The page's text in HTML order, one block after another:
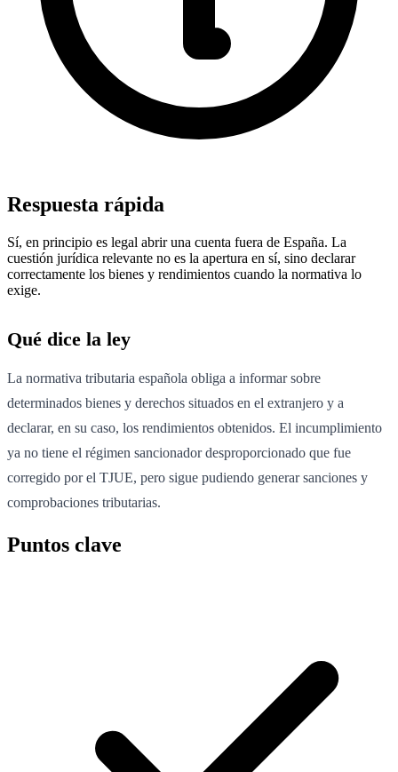
Respuesta rápida
Sí, en principio es legal abrir una cuenta fuera de España. La
cuestión jurídica relevante no es la apertura en sí, sino declarar
correctamente los bienes y rendimientos cuando la normativa lo
exige.
Qué dice la ley
La normativa tributaria española obliga a informar sobre
determinados bienes y derechos situados en el extranjero y a
declarar, en su caso, los rendimientos obtenidos. El incumplimiento
ya no tiene el régimen sancionador desproporcionado que fue
corregido por el TJUE, pero sigue pudiendo generar sanciones y
comprobaciones tributarias.
Puntos clave